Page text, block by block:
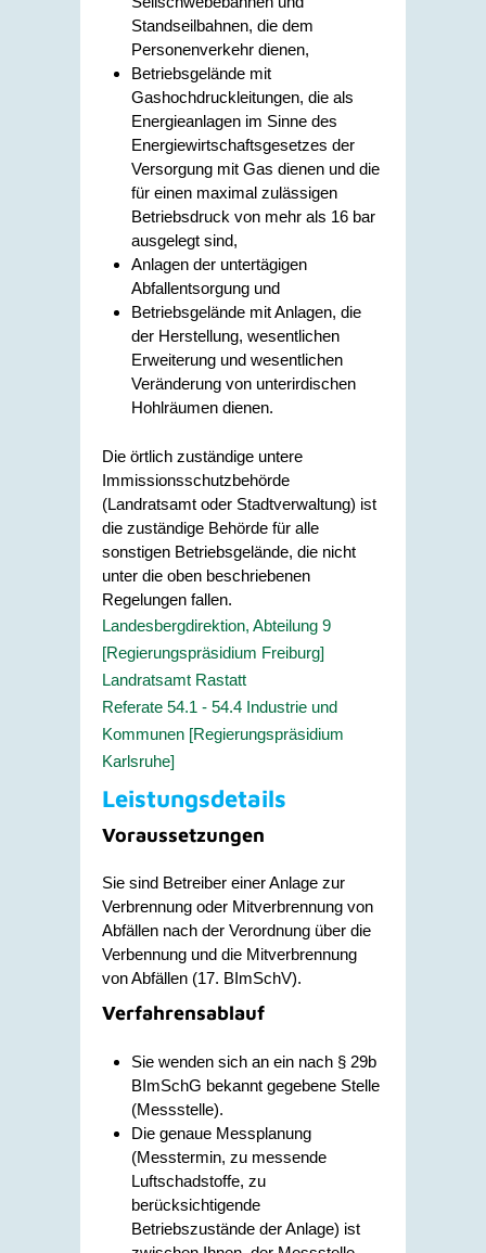
Standseilbahnen, die dem
Personenverkehr dienen,
Betriebsgelände mit
Gashochdruckleitungen, die als
Energieanlagen im Sinne des
Energiewirtschaftsgesetzes der
Versorgung mit Gas dienen und die
für einen maximal zulässigen
Betriebsdruck von mehr als 16 bar
ausgelegt sind,
Anlagen der untertägigen
Abfallentsorgung und
Betriebsgelände mit Anlagen, die
der Herstellung, wesentlichen
Erweiterung und wesentlichen
Veränderung von unterirdischen
Hohlräumen dienen.
Die örtlich zuständige untere
Immissionsschutzbehörde
(Landratsamt oder Stadtverwaltung) ist
die zuständige Behörde für alle
sonstigen Betriebsgelände, die nicht
unter die oben beschriebenen
Regelungen fallen.
Landesbergdirektion, Abteilung 9
[Regierungspräsidium Freiburg]
Landratsamt Rastatt
Referate 54.1 - 54.4 Industrie und
Kommunen [Regierungspräsidium
Karlsruhe]
Leistungsdetails
Voraussetzungen
Sie sind Betreiber einer Anlage zur
Verbrennung oder Mitverbrennung von
Abfällen nach der Verordnung über die
Verbennung und die Mitverbrennung
von Abfällen (17. BImSchV).
Verfahrensablauf
Sie wenden sich an ein nach § 29b
BImSchG bekannt gegebene Stelle
(Messstelle).
Die genaue Messplanung
(Messtermin, zu messende
Luftschadstoffe, zu
berücksichtigende
Betriebszustände der Anlage) ist